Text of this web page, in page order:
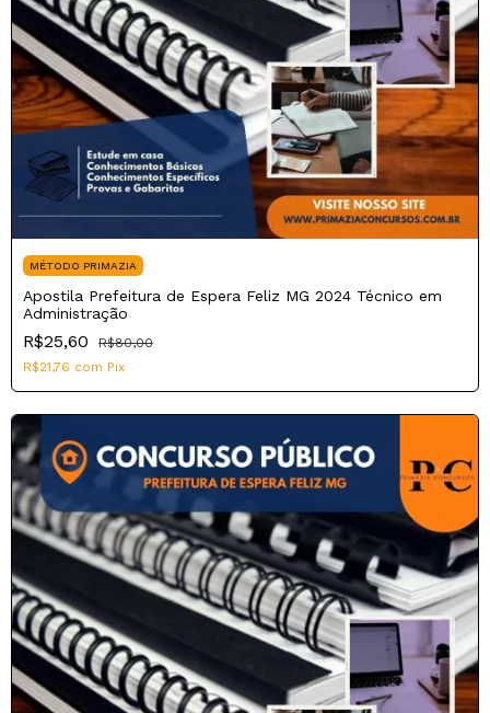
MÉTODO PRIMAZIA
Apostila Prefeitura de Espera Feliz MG 2024 Técnico em
Administração
R$25,60
R$80,00
R$21,76 com Pix